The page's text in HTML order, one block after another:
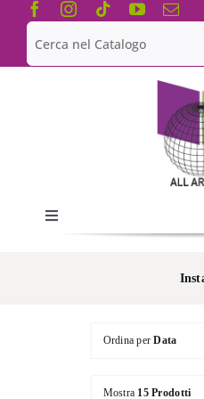
Salta
contenuto
Cerca
per:
Toggle
Navigation
Ordina perData
Mostra 15 Prodotti